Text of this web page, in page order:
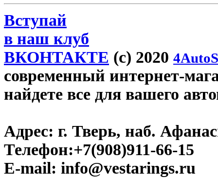
Вступай
в наш клуб
ВКОНТАКТЕ (c) 2020
современный интернет-
найдете все для вашего
Адрес: г. Тверь, наб.
Телефон:+7(908)911-66-15
E-mail: info@vestarings.ru